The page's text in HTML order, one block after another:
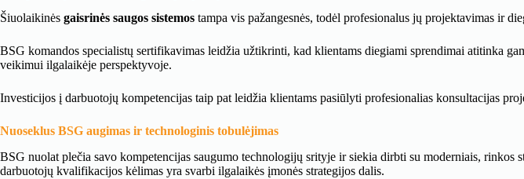
Šiuolaikinės gaisrinės saugos sistemos tampa vis pažangesnės, todėl profesionalus jų projektavimas ir
BSG komandos specialistų sertifikavimas leidžia užtikrinti, kad klientams diegiami sprendimai atitinka
veikimui ilgalaikėje perspektyvoje.
Investicijos į darbuotojų kompetencijas taip pat leidžia klientams pasiūlyti profesionalias konsultacijas
Nuoseklus BSG augimas ir technologinis tobulėjimas
BSG nuolat plečia savo kompetencijas saugumo technologijų srityje ir siekia dirbti su moderniais,
darbuotojų kvalifikacijos kėlimas yra svarbi ilgalaikės įmonės strategijos dalis.